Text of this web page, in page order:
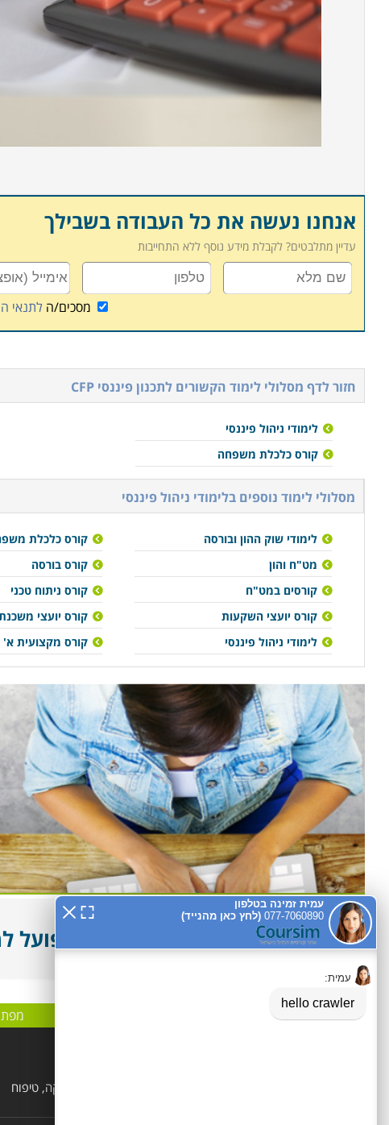
אנחנו נעשה את כל העבודה בשבילך
עדיין מתלבטים? לקבלת מידע נוסף ללא התחייבות
מסכים/ה לתנאי
חזור לדף מסלולי לימוד הקשורים לתכנון פיננסי CFP
לימודי ניהול פיננסי
קורס כלכלת משפחה
מסלולי לימוד נוספים בלימודי ניהול פיננסי
לימודי שוק ההון ובורסה
מט"ח והון
קורסים במט"ח
קורס יועצי השקעות
לימודי ניהול פיננסי
קורס כלכלת
קורס בורסה
קורס ניתוח טכני
קורס יועצי
קורס מקצועית א'
מעל עשור שצוות אתר קורסים פועל
לימודי קוסמטיקה, טיפוח